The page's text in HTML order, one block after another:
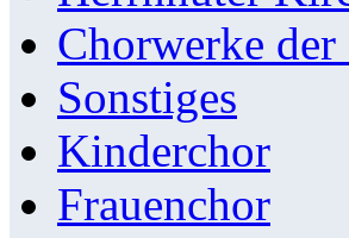
Chorwerke
Sonstiges
Kinderchor
Frauenchor